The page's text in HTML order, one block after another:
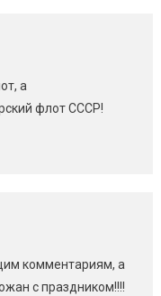
а
флот СССР!
комментариям, а
с праздником!!!!